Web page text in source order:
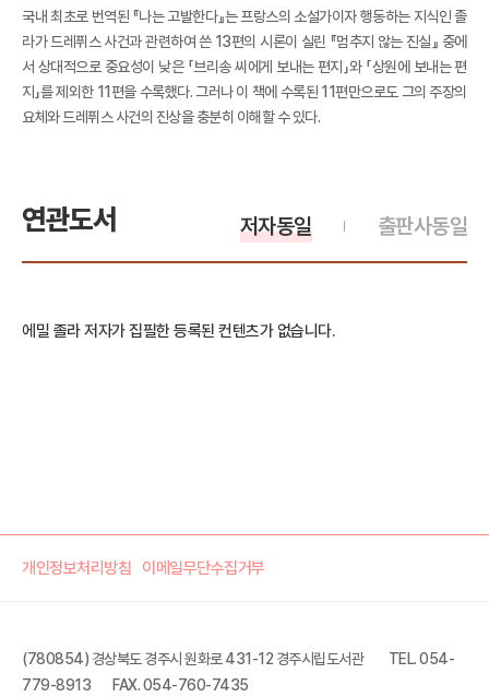
국내 최초로 번역된 『나는 고발한다』는 프랑스의 소설가이자 행동하는 지식인 졸
라가 드레퓌스 사건과 관련하여 쓴 13편의 시론이 실린 『멈추지 않는 진실』 중에
서 상대적으로 중요성이 낮은 「브리송 씨에게 보내는 편지」와 「상원에 보내는 편
지」를 제외한 11편을 수록했다. 그러나 이 책에 수록된 11편만으로도 그의 주장의
요체와 드레퓌스 사건의 진상을 충분히 이해할 수 있다.
연관도서 출판사동일
저자동일
에밀 졸라 저자가 집필한 등록된 컨텐츠가 없습니다.
개인정보처리방침 이메일무단수집거부
(780854) 경상북도 경주시 원화로 431-12 경주시립도서관
TEL. 054-
779-8913
FAX. 054-760-7435